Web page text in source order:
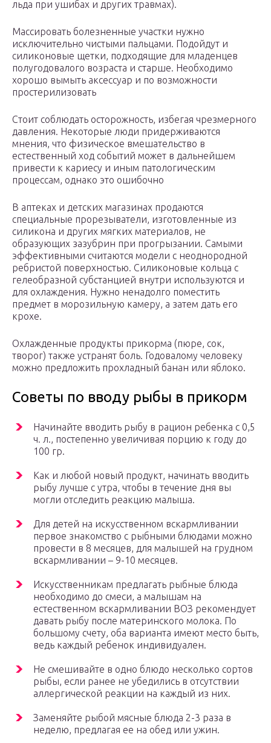
льда при ушибах и других травмах).
Массировать болезненные участки нужно
исключительно чистыми пальцами. Подойдут и
силиконовые щетки, подходящие для младенцев
полугодовалого возраста и старше. Необходимо
хорошо вымыть аксессуар и по возможности
простерилизовать
Стоит соблюдать осторожность, избегая чрезмерного
давления. Некоторые люди придерживаются
мнения, что физическое вмешательство в
естественный ход событий может в дальнейшем
привести к кариесу и иным патологическим
процессам, однако это ошибочно
В аптеках и детских магазинах продаются
специальные прорезыватели, изготовленные из
силикона и других мягких материалов, не
образующих зазубрин при прогрызании. Самыми
эффективными считаются модели с неоднородной
ребристой поверхностью. Силиконовые кольца с
гелеобразной субстанцией внутри используются и
для охлаждения. Нужно ненадолго поместить
предмет в морозильную камеру, а затем дать его
крохе.
Охлажденные продукты прикорма (пюре, сок,
творог) также устранят боль. Годовалому человеку
можно предложить прохладный банан или яблоко.
Советы по вводу рыбы в прикорм
Начинайте вводить рыбу в рацион ребенка с 0,5
ч. л., постепенно увеличивая порцию к году до
100 гр.
Как и любой новый продукт, начинать вводить
рыбу лучше с утра, чтобы в течение дня вы
могли отследить реакцию малыша.
Для детей на искусственном вскармливании
первое знакомство с рыбными блюдами можно
провести в 8 месяцев, для малышей на грудном
вскармливании – 9-10 месяцев.
Искусственникам предлагать рыбные блюда
необходимо до смеси, а малышам на
естественном вскармливании ВОЗ рекомендует
давать рыбу после материнского молока. По
большому счету, оба варианта имеют место быть,
ведь каждый ребенок индивидуален.
Не смешивайте в одно блюдо несколько сортов
рыбы, если ранее не убедились в отсутствии
аллергической реакции на каждый из них.
Заменяйте рыбой мясные блюда 2-3 раза в
неделю, предлагая ее на обед или ужин.